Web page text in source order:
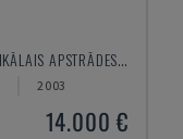
EIKON - VERTIKĀLAIS APSTRĀDES CENTRS
2003
14.000 €